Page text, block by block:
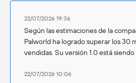
22/07/2026 19:36
Según las estimaciones de la
Palworld ha logrado superar los 30
vendidas. Su versión 1.0 está
22/07/2026 10:06